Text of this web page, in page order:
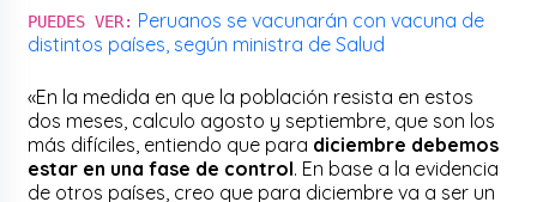
PUEDES VER: Peruanos se vacunarán con vacuna de
distintos países, según ministra de Salud
«En la medida en que la población resista en estos
dos meses, calculo agosto y septiembre, que son los
más difíciles, entiendo que para diciembre debemos
estar en una fase de control. En base a la evidencia
de otros países, creo que para diciembre va a ser un